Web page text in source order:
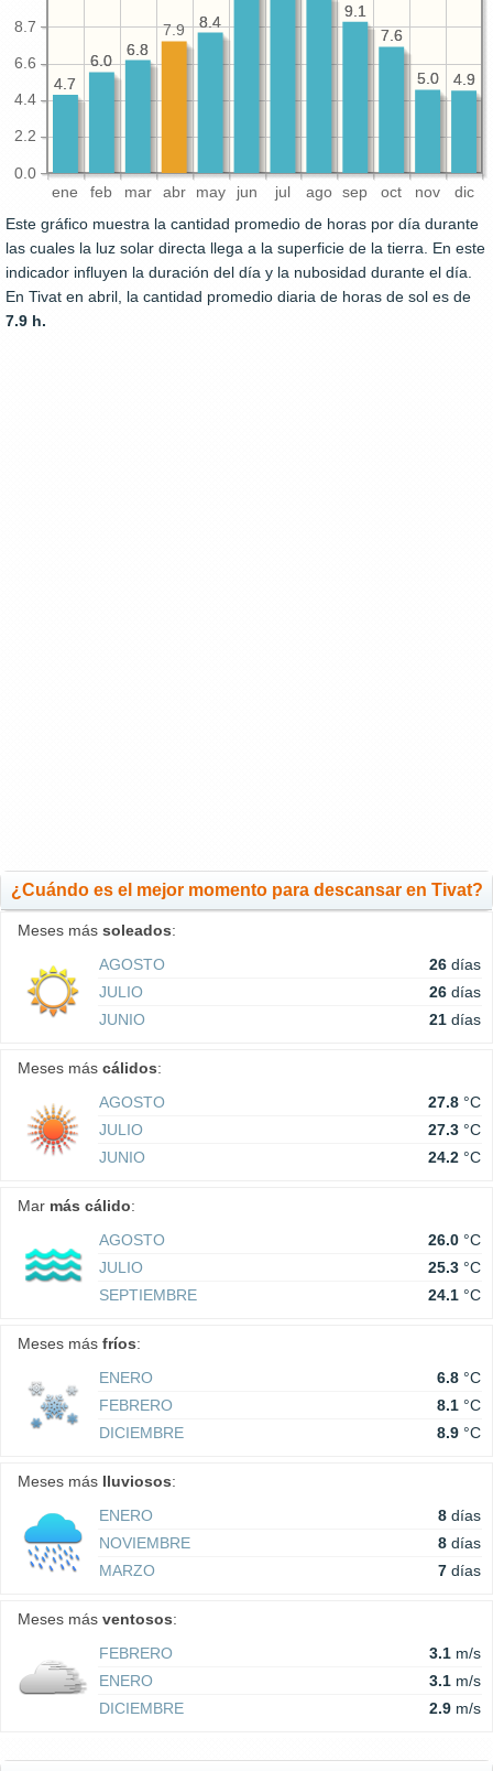
ene feb mar abr may jun jul ago sep oct nov dic
0.0
2.2
4.4
6.6
8.7
4.9
5.0
7.6
9.1
8.4
6.8
6.0
4.7
4.9
5.0
7.6
9.1
8.4
7.9
6.8
6.0
4.7
Este gráfico muestra la cantidad promedio de horas por día durante
las cuales la luz solar directa llega a la superficie de la tierra. En este
indicador influyen la duración del día y la nubosidad durante el día.
En Tivat en abril, la cantidad promedio diaria de horas de sol es de
7.9 h.
¿Cuándo es el mejor momento para descansar en Tivat?
Meses más soleados:
AGOSTO
26 días
JULIO
26 días
JUNIO
21 días
Meses más cálidos:
AGOSTO
27.8 °C
JULIO
27.3 °C
JUNIO
24.2 °C
Mar más cálido:
AGOSTO
26.0 °C
JULIO
25.3 °C
SEPTIEMBRE
24.1 °C
Meses más fríos:
ENERO
6.8 °C
FEBRERO
8.1 °C
DICIEMBRE
8.9 °C
Meses más lluviosos:
ENERO
8 días
NOVIEMBRE
8 días
MARZO
7 días
Meses más ventosos:
FEBRERO
3.1 m/s
ENERO
3.1 m/s
DICIEMBRE
2.9 m/s